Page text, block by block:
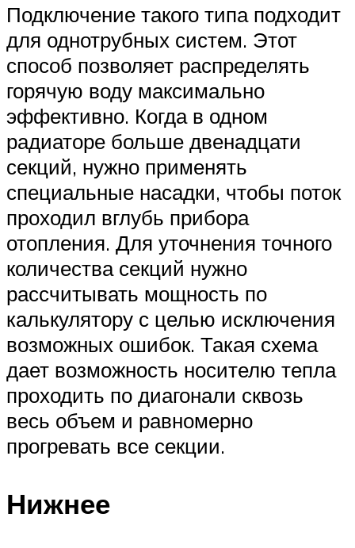
Подключение такого типа подходит
для однотрубных систем. Этот
способ позволяет распределять
горячую воду максимально
эффективно. Когда в одном
радиаторе больше двенадцати
секций, нужно применять
специальные насадки, чтобы поток
проходил вглубь прибора
отопления. Для уточнения точного
количества секций нужно
рассчитывать мощность по
калькулятору с целью исключения
возможных ошибок. Такая схема
дает возможность носителю тепла
проходить по диагонали сквозь
весь объем и равномерно
прогревать все секции.
Нижнее